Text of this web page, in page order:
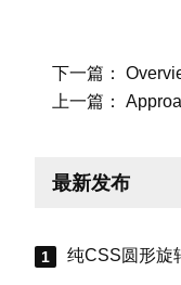
下一篇：
上一篇：
最新发布
纯CSS圆形旋